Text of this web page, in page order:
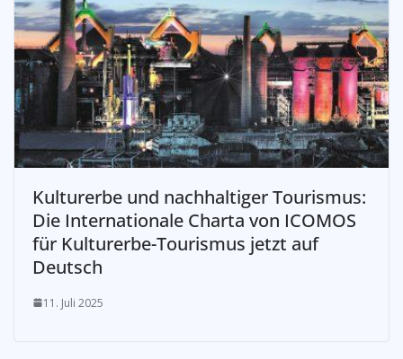
Kulturerbe und nachhaltiger Tourismus:
Die Internationale Charta von ICOMOS
für Kulturerbe-Tourismus jetzt auf
Deutsch
11. Juli 2025